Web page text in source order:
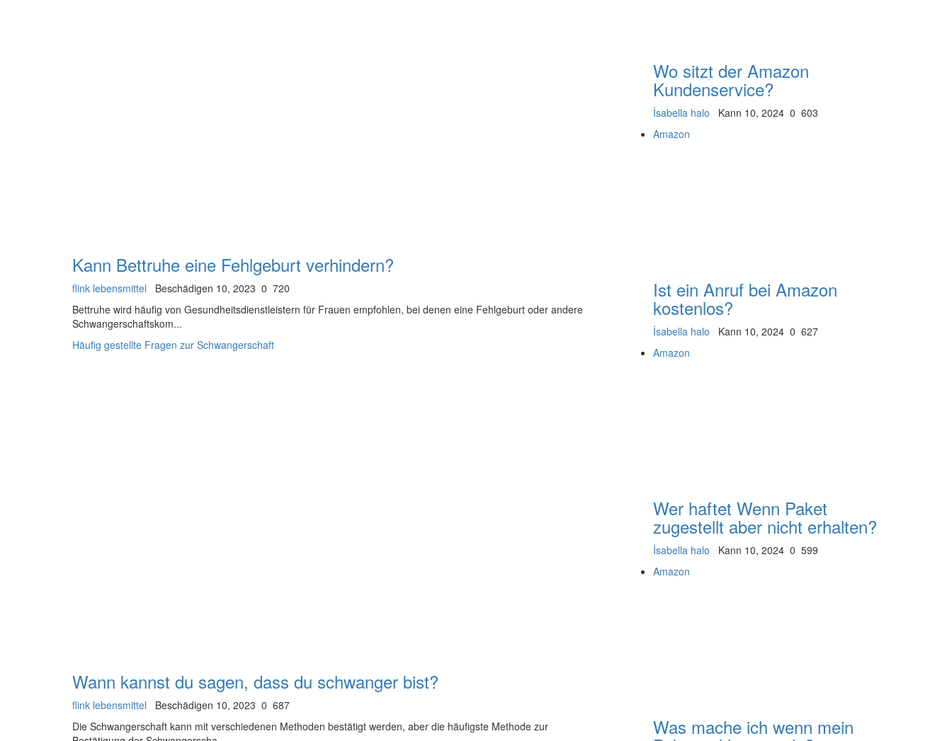
Kann Bettruhe eine Fehlgeburt verhindern?
flink lebensmittel Beschädigen 10, 2023 0 720
Bettruhe wird häufig von Gesundheitsdienstleistern für Frauen empfohlen, bei denen eine Fehlgeburt oder andere
Schwangerschaftskom...
Häufig gestellte Fragen zur Schwangerschaft
Wann kannst du sagen, dass du schwanger bist?
flink lebensmittel Beschädigen 10, 2023 0 687
Die Schwangerschaft kann mit verschiedenen Methoden bestätigt werden, aber die häufigste Methode zur
Wo sitzt der Amazon
Kundenservice?
İsabella halo Kann 10, 2024 0 603
Amazon
Ist ein Anruf bei Amazon
kostenlos?
İsabella halo Kann 10, 2024 0 627
Amazon
Wer haftet Wenn Paket
zugestellt aber nicht erhalten?
İsabella halo Kann 10, 2024 0 599
Amazon
Was mache ich wenn mein